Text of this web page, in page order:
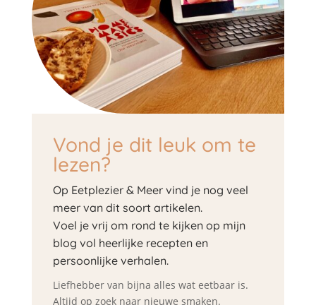
Vond je dit leuk om te
lezen?
Op Eetplezier & Meer vind je nog veel
meer van dit soort artikelen.
Voel je vrij om rond te kijken op mijn
blog vol heerlijke recepten en
persoonlijke verhalen.
Liefhebber van bijna alles wat eetbaar is.
Altijd op zoek naar nieuwe smaken.